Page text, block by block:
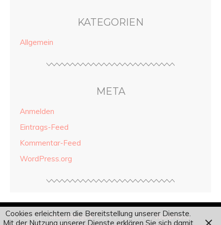
KATEGORIEN
Allgemein
META
Anmelden
Eintrags-Feed
Kommentar-Feed
WordPress.org
© CopyrightMona Bergs ♥2026. Powered byWordPress.
Cookies erleichtern die Bereitstellung unserer Dienste.
Mit der Nutzung unserer Dienste erklären Sie sich damit